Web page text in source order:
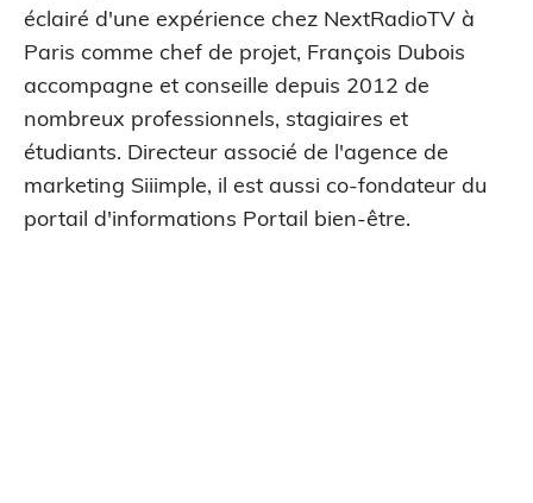
éclairé d'une expérience chez NextRadioTV à
Paris comme chef de projet, François Dubois
accompagne et conseille depuis 2012 de
nombreux professionnels, stagiaires et
étudiants. Directeur associé de l'agence de
marketing Siiimple, il est aussi co-fondateur du
portail d'informations Portail bien-être.